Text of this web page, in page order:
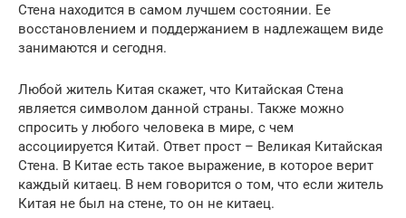
Стена находится в самом лучшем состоянии. Ее
восстановлением и поддержанием в надлежащем виде
занимаются и сегодня.
Любой житель Китая скажет, что Китайская Стена
является символом данной страны. Также можно
спросить у любого человека в мире, с чем
ассоциируется Китай. Ответ прост – Великая Китайская
Стена. В Китае есть такое выражение, в которое верит
каждый китаец. В нем говорится о том, что если житель
Китая не был на стене, то он не китаец.